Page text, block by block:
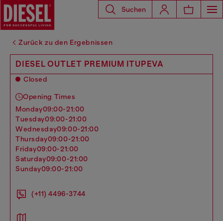
Suchen
Zurück zu den Ergebnissen
DIESEL OUTLET PREMIUM ITUPEVA
Closed
Opening Times
monday09:00-21:00
tuesday09:00-21:00
wednesday09:00-21:00
thursday09:00-21:00
friday09:00-21:00
saturday09:00-21:00
sunday09:00-21:00
(+11) 4496-3744